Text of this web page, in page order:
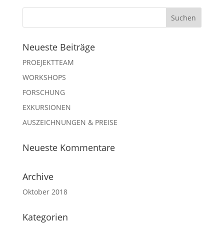
Neueste Beiträge
PROEJEKTTEAM
WORKSHOPS
FORSCHUNG
EXKURSIONEN
AUSZEICHNUNGEN & PREISE
Neueste Kommentare
Archive
Oktober 2018
Kategorien